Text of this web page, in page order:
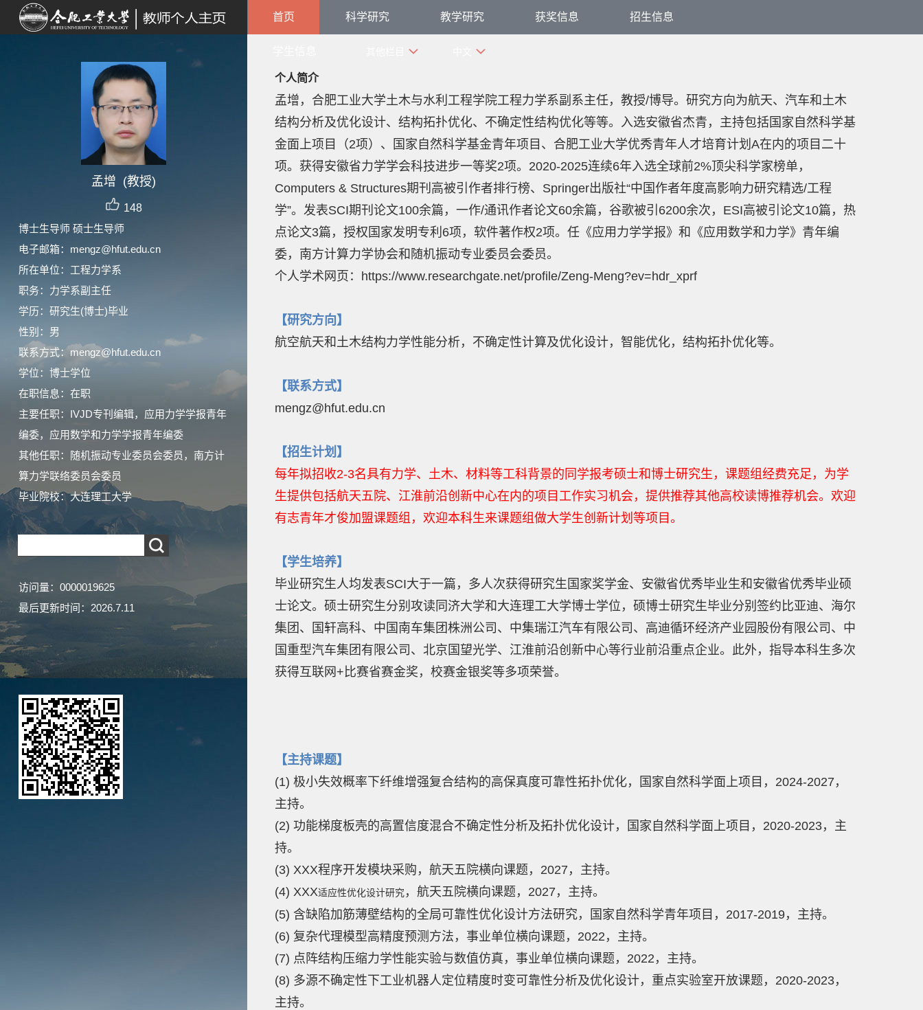
孟增 (教授)
148
博士生导师 硕士生导师
电子邮箱： mengz@hfut.edu.cn
所在单位：工程力学系
职务：力学系副主任
学历：研究生(博士)毕业
性别：男
联系方式：mengz@hfut.edu.cn
学位：博士学位
在职信息：在职
主要任职：IVJD专刊编辑，应用力学学报青年
编委，应用数学和力学学报青年编委
其他任职：随机振动专业委员会委员，南方计
算力学联络委员会委员
毕业院校：大连理工大学
访问量： 0000019625
最后更新时间： 2026.7.11
首页 科学研究 教学研究 获奖信息 招生信息
个人简介
孟增，合肥工业大学土木与水利工程学院工程力学系副系主任， 教授/博导。研究方向为航天、汽车和土木
结构分析及优化设计、结构拓扑优化、 不确定性结构优化等等。入选安徽省杰青，主持包括国家自然科学基
金面上项目（2项）、国家自然科学基金青年项目、合肥工业大学优秀青年人才培育计划A在内的项目二十
项。获得安徽省力学学会科技进步一等奖2项。2020-2025连续6年入选全球前2%顶尖科学家榜单，
Computers & Structures期刊高被引作者排行榜、Springer出版社“中国作者年度高影响力研究精选/工程
学”。发表SCI期刊论文100余篇，一作/通讯作者论文60余篇，谷歌被引6200余次，ESI高被引论文10篇，热
点论文3篇，授权国家发明专利6项，软件著作权2项。任《应用力学学报》和《应用数学和力学》青年编
委，南方计算力学协会和随机振动专业委员会委员。
个人学术网页：https://www.researchgate.net/profile/Zeng-Meng?ev=hdr_xprf
【研究方向】
航空航天和土木结构力学性能分析，不确定性计算及优化设计，智能优化，结构拓扑优化等。
【联系方式】
mengz@hfut.edu.cn
【招生计划】
每年拟招收2-3名具有力学、土木、材料等工科背景的同学报考硕士和博士研究生，课题组经费充足，为学
生提供包括航天五院、 江淮前沿创新中心在内的项目工作实习机会，提供推荐其他高校读博推荐机会。欢迎
有志青年才俊加盟课题组，欢迎本科生来课题组做大学生创新计划等项目。
【学生培养】
毕业研究生人均发表SCI大于一篇，多人次获得研究生国家奖学金、安徽省优秀毕业生和安徽省优秀毕业硕
士论文。硕士研究生分别攻读同济大学和大连理工大学博士学位，硕博士研究生毕业分别签约比亚迪、海尔
集团、国轩高科、中国南车集团株洲公司、中集瑞江汽车有限公司、高迪循环经济产业园股份有限公司、中
国重型汽车集团有限公司、北京国望光学、江淮前沿创新中心等行业前沿重点企业。此外， 指导本科生多次
获得互联网+比赛省赛金奖，校赛金银奖等多项荣誉。
【主持课题】
(1) 极小失效概率下纤维增强复合结构的高保真度可靠性拓扑优化，国家自然科学面上项目，2024-2027，
主持。
(2) 功能梯度板壳的高置信度混合不确定性分析及拓扑优化设计，国家自然科学面上项目，2020-2023，主
持。
(3) XXX程序开发模块采购，航天五院横向课题，2027，主持。
(4) XXX适应性优化设计研究 ，航天五院横向课题，2027，主持。
(5) 含缺陷加筋薄壁结构的全局可靠性优化设计方法研究，国家自然科学青年项目，2017-2019，主持。
(6) 复杂代理模型高精度预测方法，事业单位横向课题，2022，主持。
(7) 点阵结构压缩力学性能实验与数值仿真，事业单位横向课题，2022，主持。
(8) 多源不确定性下工业机器人定位精度时变可靠性分析及优化设计，重点实验室开放课题，2020-2023，
主持。